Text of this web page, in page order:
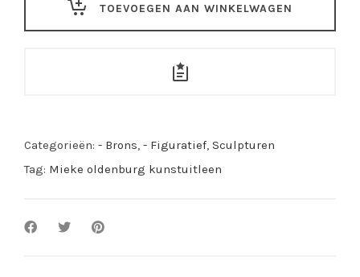
TOEVOEGEN AAN WINKELWAGEN
Categorieën: - Brons, - Figuratief, Sculpturen
Tag: Mieke oldenburg kunstuitleen